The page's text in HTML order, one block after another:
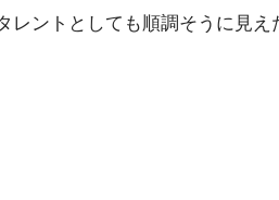
レントとしても順調そうに見